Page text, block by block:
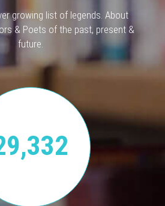
growing list of legends. About
& Poets of the past, present &
future.